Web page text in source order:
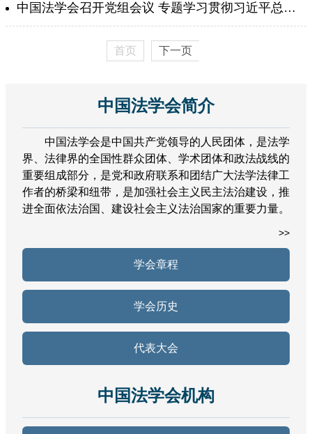
中国法学会召开党组会议 专题学习贯彻习近平总书记在二十届中央纪委五次全会上的重要讲话精神 坚定扎实推进中国法学会全面从严治党
首页 下一页
中国法学会简介
中国法学会是中国共产党领导的人民团体，是法学
界、法律界的全国性群众团体、学术团体和政法战线的
重要组成部分，是党和政府联系和团结广大法学法律工
作者的桥梁和纽带，是加强社会主义民主法治建设，推
进全面依法治国、建设社会主义法治国家的重要力量。
>>
学会章程
学会历史
代表大会
中国法学会机构